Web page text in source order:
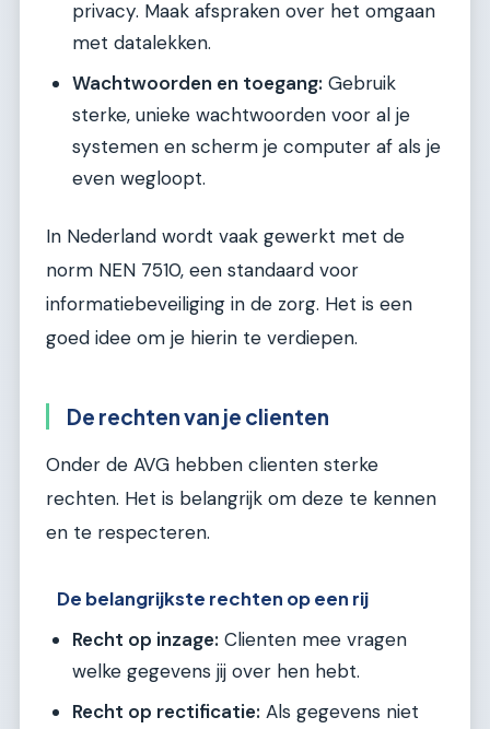
privacy. Maak afspraken over het omgaan
met datalekken.
Wachtwoorden en toegang: Gebruik
sterke, unieke wachtwoorden voor al je
systemen en scherm je computer af als je
even wegloopt.
In Nederland wordt vaak gewerkt met de
norm NEN 7510, een standaard voor
informatiebeveiliging in de zorg. Het is een
goed idee om je hierin te verdiepen.
De rechten van je clienten
Onder de AVG hebben clienten sterke
rechten. Het is belangrijk om deze te kennen
en te respecteren.
De belangrijkste rechten op een rij
Recht op inzage: Clienten mee vragen
welke gegevens jij over hen hebt.
Recht op rectificatie: Als gegevens niet